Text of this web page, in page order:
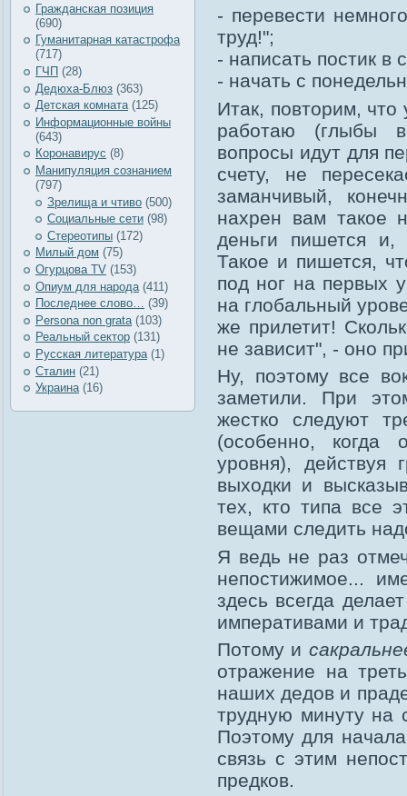
Гражданская позиция
(690)
Гуманитарная катастрофа
(717)
ГЧП (28)
Дедюха-Блюз (363)
Детская комната(125)
Информационные войны
(643)
Коронавирус (8)
Манипуляция сознанием
(797)
Зрелища и чтиво (500)
Социальные сети (98)
Стереотипы (172)
Милый дом (75)
Огурцова TV (153)
Опиум для народа (411)
Последнее слово… (39)
Рersona non grata (103)
Реальный сектор (131)
Русская литература (1)
Сталин (21)
Украина(16)
- перевести
труд!";
- написать постик в
- начать с
Итак, повторим, что
работаю (глыбы
вопросы идут для
счету, не
заманчивый,
нахрен вам такое
деньги пишется
Такое и пишется,
под ног на первых
на глобальный
же прилетит!
не зависит", - оно
Ну, поэтому все
заметили. При
жестко следуют
(особенно, когда
уровня), действуя
выходки и
тех, кто типа все
вещами следить
Я ведь не раз
непостижимое...
здесь всегда
императивами и
Потому и
отражение на
наших дедов и
трудную минуту на
Поэтому для
связь с этим
предков.